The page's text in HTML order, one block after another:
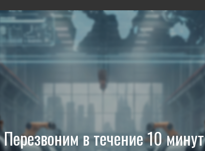
Перезвоним в течение 10 минут